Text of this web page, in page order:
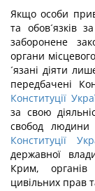
Якщо особи
та обов´язків
заборонене
органи
´язані діяти
передбачені
Конституції
за свою
свобод людини
Конституції
державної
Крим, органів
цивільних прав